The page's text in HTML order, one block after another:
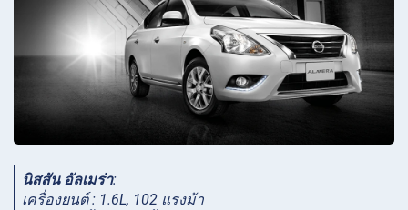
นิสสัน อัลเมร่า:
เครื่องยนต์ : 1.6L, 102 แรงม้า